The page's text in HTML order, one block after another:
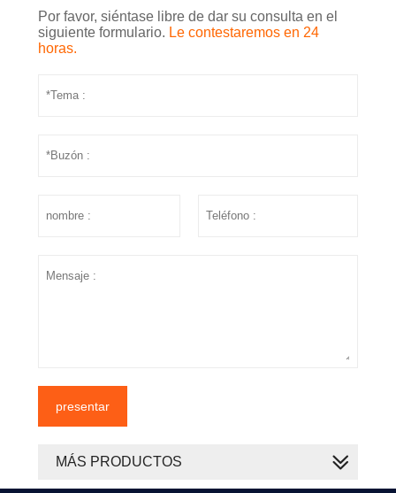
Por favor, siéntase libre de dar su consulta en el
siguiente formulario. Le contestaremos en 24
horas.
presentar
MÁS PRODUCTOS